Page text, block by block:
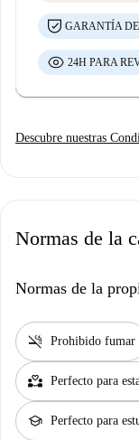
GARANTÍA
24H PARA
Descubre nuestras
Normas de la
Normas de la
smoke_free Prohibido fumar
partner_heart Perfecto para
school Perfecto para